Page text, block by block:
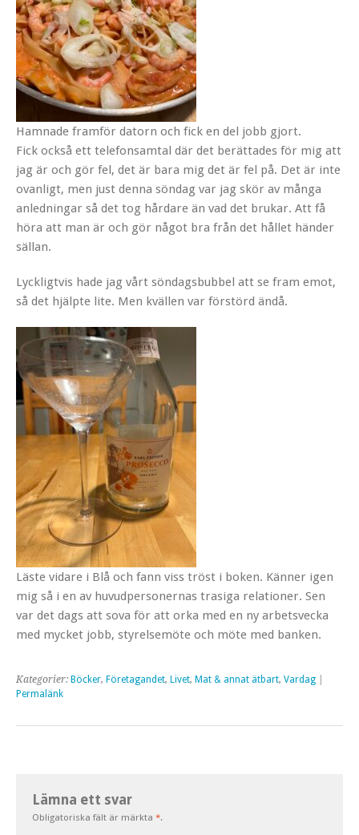
Hamnade framför datorn och fick en del jobb gjort.
Fick också ett telefonsamtal där det berättades för mig att
jag är och gör fel, det är bara mig det är fel på. Det är inte
ovanligt, men just denna söndag var jag skör av många
anledningar så det tog hårdare än vad det brukar. Att få
höra att man är och gör något bra från det hållet händer
sällan.
Lyckligtvis hade jag vårt söndagsbubbel att se fram emot,
så det hjälpte lite. Men kvällen var förstörd ändå.
Läste vidare i Blå och fann viss tröst i boken. Känner igen
mig så i en av huvudpersonernas trasiga relationer. Sen
var det dags att sova för att orka med en ny arbetsvecka
med mycket jobb, styrelsemöte och möte med banken.
Kategorier: Böcker, Företagandet, Livet, Mat & annat ätbart, Vardag
Permalänk
Lämna ett svar
Obligatoriska fält är märkta *.